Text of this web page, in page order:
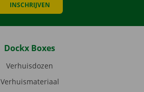
INSCHRIJVEN
Dockx Boxes
Verhuisdozen
Verhuismateriaal